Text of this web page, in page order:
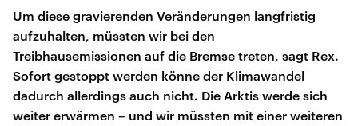
Um diese gravierenden Veränderungen langfristig
aufzuhalten, müssten wir bei den
Treibhausemissionen auf die Bremse treten, sagt Rex.
Sofort gestoppt werden könne der Klimawandel
dadurch allerdings auch nicht. Die Arktis werde sich
weiter erwärmen – und wir müssten mit einer weiteren